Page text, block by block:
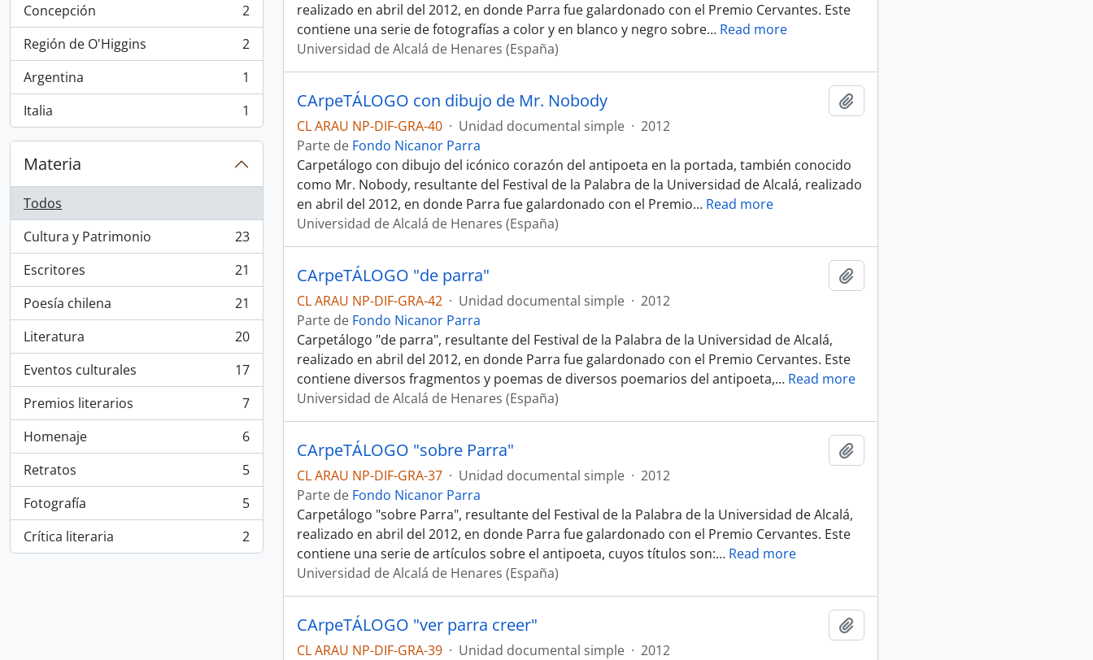
Concepción
, 2 resultados
2
Región de O'Higgins
, 2 resultados
2
Argentina
, 1 resultados
1
Italia
, 1 resultados 1
Materia
Todos
Cultura y Patrimonio
, 23 resultados
23
Escritores
, 21 resultados
21
Poesía chilena
, 21 resultados
21
Literatura
, 20 resultados
20
Eventos culturales
, 17 resultados
17
Premios literarios
, 7 resultados
7
Homenaje
, 6 resultados
6
Retratos
, 5 resultados
5
Fotografía
, 5 resultados
5
Crítica literaria
, 2 resultados 2
realizado en abril del 2012, en donde Parra fue galardonado con el Premio Cervantes. Este
contiene una serie de fotografías a color y en blanco y negro sobre… Read more
Universidad de Alcalá de Henares (España)
CArpeTÁLOGO con dibujo de Mr. Nobody
CL ARAU NP-DIF-GRA-40 · Unidad documental simple · 2012
Parte de Fondo Nicanor Parra
Carpetálogo con dibujo del icónico corazón del antipoeta en la portada, también conocido
como Mr. Nobody, resultante del Festival de la Palabra de la Universidad de Alcalá, realizado
en abril del 2012, en donde Parra fue galardonado con el Premio… Read more
Universidad de Alcalá de Henares (España)
CArpeTÁLOGO "de parra"
CL ARAU NP-DIF-GRA-42 · Unidad documental simple · 2012
Parte de Fondo Nicanor Parra
Carpetálogo "de parra", resultante del Festival de la Palabra de la Universidad de Alcalá,
realizado en abril del 2012, en donde Parra fue galardonado con el Premio Cervantes. Este
contiene diversos fragmentos y poemas de diversos poemarios del antipoeta,… Read more
Universidad de Alcalá de Henares (España)
CArpeTÁLOGO "sobre Parra"
CL ARAU NP-DIF-GRA-37 · Unidad documental simple · 2012
Parte de Fondo Nicanor Parra
Carpetálogo "sobre Parra", resultante del Festival de la Palabra de la Universidad de Alcalá,
realizado en abril del 2012, en donde Parra fue galardonado con el Premio Cervantes. Este
contiene una serie de artículos sobre el antipoeta, cuyos títulos son:… Read more
Universidad de Alcalá de Henares (España)
CArpeTÁLOGO "ver parra creer"
CL ARAU NP-DIF-GRA-39 · Unidad documental simple · 2012